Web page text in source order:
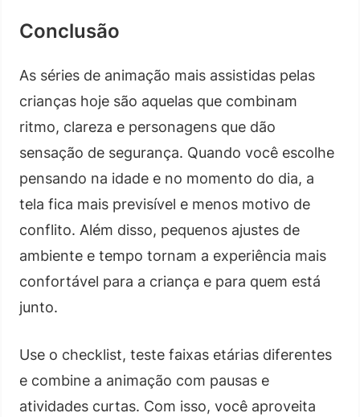
Conclusão
As séries de animação mais assistidas pelas
crianças hoje são aquelas que combinam
ritmo, clareza e personagens que dão
sensação de segurança. Quando você escolhe
pensando na idade e no momento do dia, a
tela fica mais previsível e menos motivo de
conflito. Além disso, pequenos ajustes de
ambiente e tempo tornam a experiência mais
confortável para a criança e para quem está
junto.
Use o checklist, teste faixas etárias diferentes
e combine a animação com pausas e
atividades curtas. Com isso, você aproveita